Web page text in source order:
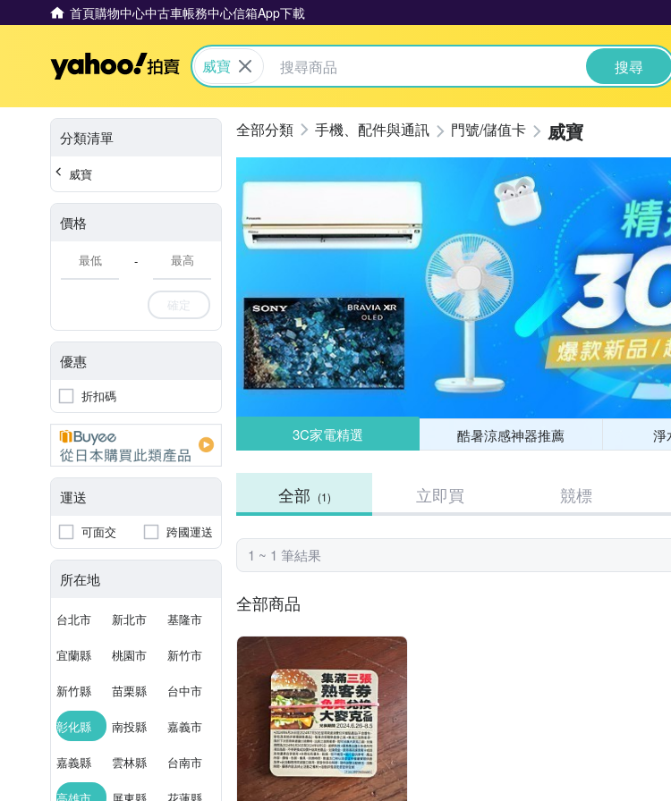
首頁購物中心中古車帳務中心信箱App下載
Yahoo拍賣
威寶 搜尋
分類清單
威寶
價格
-
確定
優惠
折扣碼
運送
可面交 跨國運送
所在地
台北市 新北市 基隆市
宜蘭縣 桃園市 新竹市
新竹縣 苗栗縣 台中市
彰化縣 南投縣 嘉義市
嘉義縣 雲林縣 台南市
手機、配件與通訊 門號/儲值卡 威寶
3C家電精選 酷暑涼感神器推薦 淨
全部 (1) 立即買 競標
1 ~ 1 筆結果
全部商品